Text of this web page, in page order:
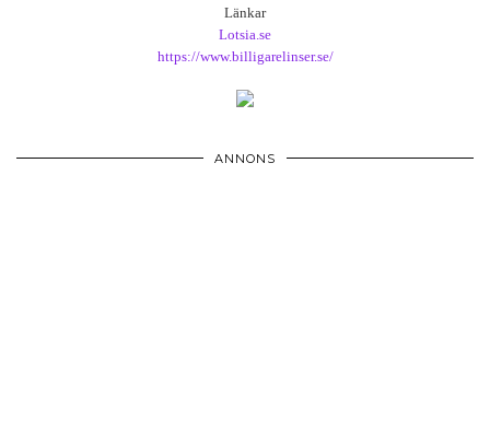
Länkar
Lotsia.se
https://www.billigarelinser.se/
ANNONS